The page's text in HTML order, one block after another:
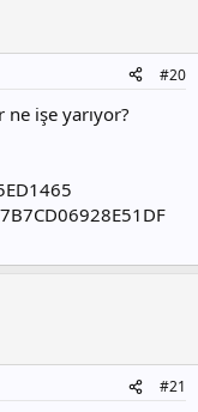
#20
işe yarıyor?
#21